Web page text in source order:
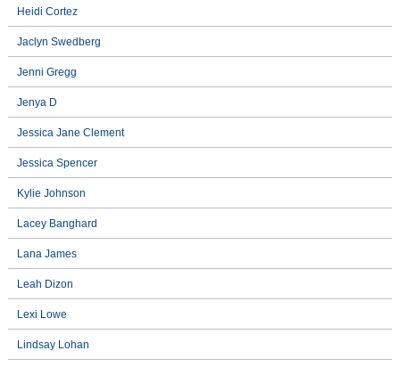
Heidi Cortez
Jaclyn Swedberg
Jenni Gregg
Jenya D
Jessica Jane Clement
Jessica Spencer
Kylie Johnson
Lacey Banghard
Lana James
Leah Dizon
Lexi Lowe
Lindsay Lohan